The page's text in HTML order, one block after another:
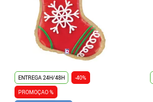
ENTREGA 24H/48H
-40%
PROMOÇAO %